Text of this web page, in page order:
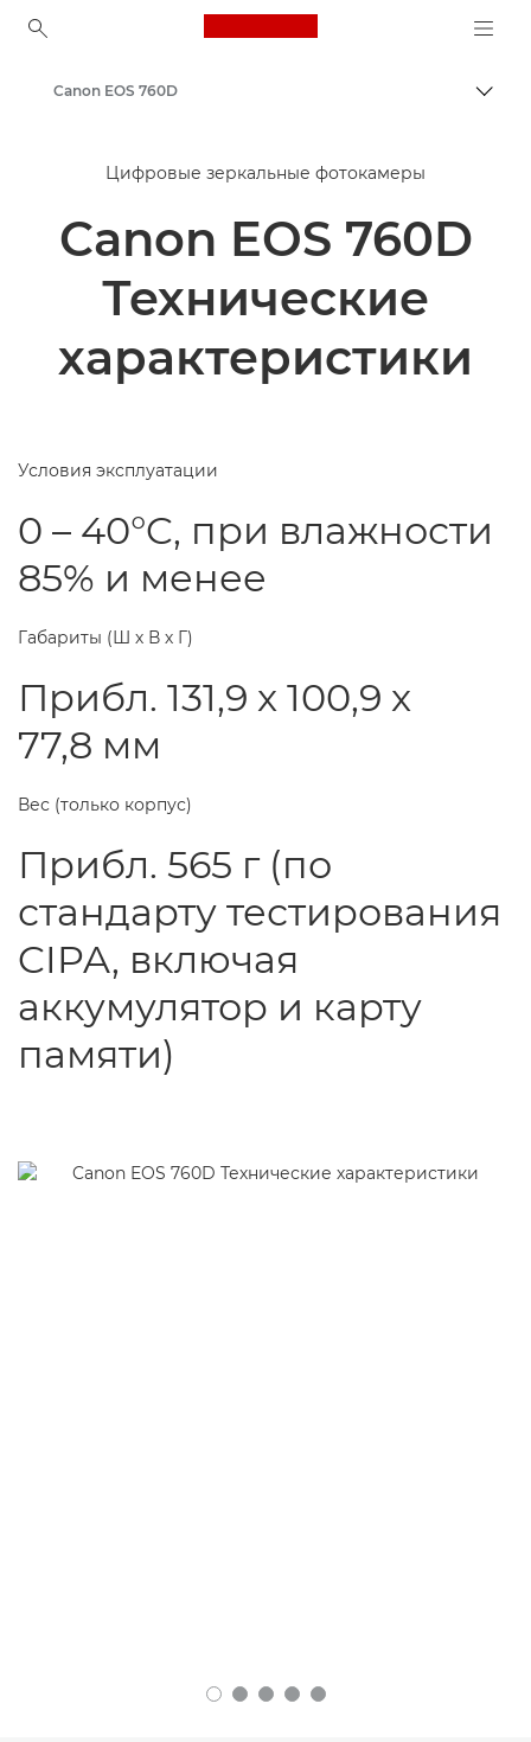
Canon Logo, back to
Canon EOS 760D
Цифровые зеркальные фотокамеры
Canon EOS 760D
Технические
характеристики
Условия эксплуатации
0 – 40°C, при влажности
85% и менее
Габариты (Ш х В х Г)
Прибл. 131,9 x 100,9 x
77,8 мм
Вес (только корпус)
Прибл. 565 г (по
стандарту тестирования
CIPA, включая
аккумулятор и карту
памяти)